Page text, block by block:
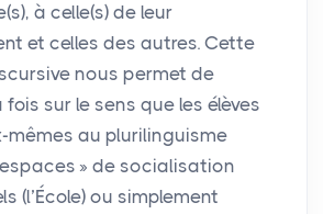
à celle(s) de leur
et celles des autres. Cette
nous permet de
sur le sens que les élèves
mêmes au plurilinguisme
espaces » de socialisation
(l’École) ou simplement